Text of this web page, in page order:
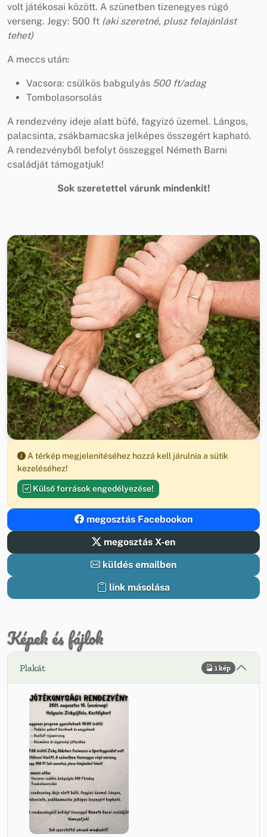
volt játékosai között. A szünetben tizenegyes rúgó
verseng. Jegy: 500 ft (aki szeretné, plusz felajánlást
tehet)
A meccs után:
Vacsora: csülkös babgulyás 500 ft/adag
Tombolasorsolás
A rendezvény ideje alatt büfé, fagyizó üzemel. Lángos,
palacsinta, zsákbamacska jelképes összegért kapható.
A rendezvényből befolyt összeggel Németh Barni
családját támogatjuk!
Sok szeretettel várunk mindenkit!
A térkép megjelenítéséhez hozzá kell járulnia a sütik
kezeléséhez!
Külső források engedélyezése!
megosztás Facebookon
megosztás X-en
küldés emailben
link másolása
Képek és fájlok
Plakát 1 kép